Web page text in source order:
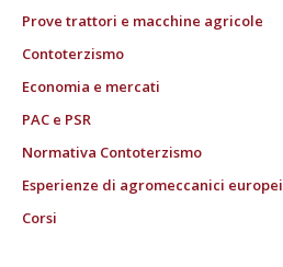
Prove trattori e macchine agricole
Contoterzismo
Economia e mercati
PAC e PSR
Normativa Contoterzismo
Esperienze di agromeccanici europei
Corsi